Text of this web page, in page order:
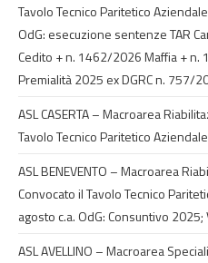
Tavolo Tecnico Paritetico
OdG: esecuzione sentenze TAR
Cedito + n. 1462/2026 Maffia + n.
Premialità 2025 ex DGRC n. 757/
ASL CASERTA – Macroarea
Tavolo Tecnico Paritetico
ASL BENEVENTO – Macroarea
Convocato il Tavolo Tecnico
agosto c.a. OdG: Consuntivo
ASL AVELLINO – Macroarea